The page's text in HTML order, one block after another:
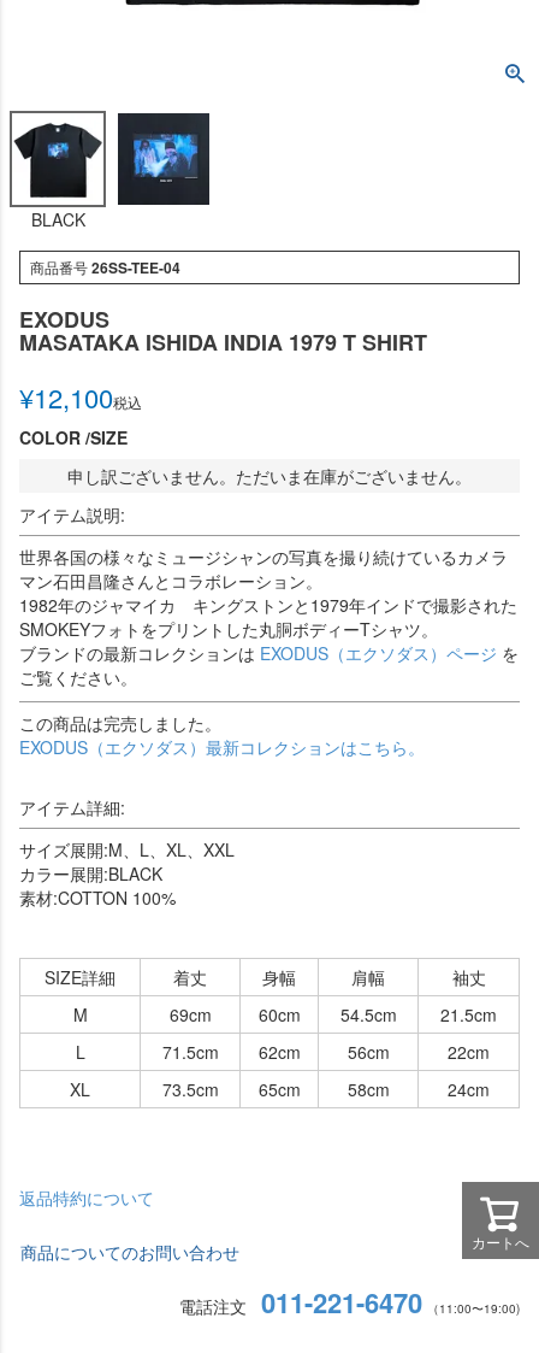
BLACK
商品番号26SS-TEE-04
EXODUS
MASATAKA ISHIDA INDIA 1979 T SHIRT
¥12,100税込
COLOR SIZE
申し訳ございません。ただいま在庫がございません。
アイテム説明:
世界各国の様々なミュージシャンの写真を撮り続けているカメラ
マン石田昌隆さんとコラボレーション。
1982年のジャマイカ キングストンと1979年インドで撮影された
SMOKEYフォトをプリントした丸胴ボディーTシャツ。
ブランドの最新コレクションは EXODUS（エクソダス）ページ を
ご覧ください。
この商品は完売しました。
EXODUS（エクソダス）最新コレクションはこちら。
アイテム詳細:
サイズ展開:M、L、XL、XXL
カラー展開:BLACK
素材:COTTON 100%
SIZE詳細 着丈 身幅 肩幅
袖丈
M
69cm 60cm 54.5cm
21.5cm
L
71.5cm 62cm 56cm
22cm
XL
73.5cm 65cm 58cm 24cm
返品特約について
商品についてのお問い合わせ
電話注文 011-221-6470 （11:00〜19:00)
カートへ